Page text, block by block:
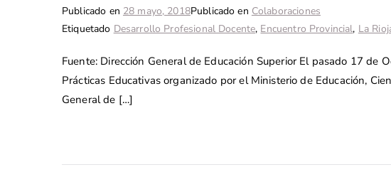
Publicado en 28 mayo, 2018Publicado en Colaboraciones
Etiquetado Desarrollo Profesional Docente, Encuentro Provincial, La
Fuente: Dirección General de Educación Superior El pasado 17
Prácticas Educativas organizado por el Ministerio de Educación,
General de […]